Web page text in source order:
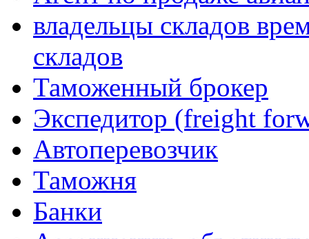
владельцы складов
складов
Таможенный брокер
Экспедитор (freight
Автоперевозчик
Таможня
Банки